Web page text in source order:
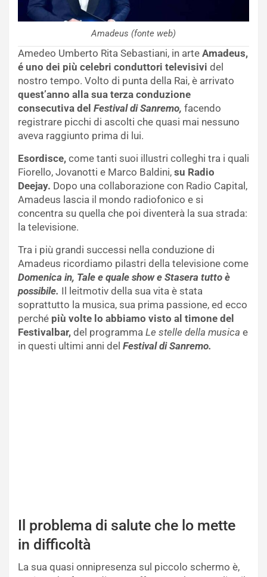
Amadeus (fonte web)
Amedeo Umberto Rita Sebastiani, in arte Amadeus,
é uno dei più celebri conduttori televisivi del
nostro tempo. Volto di punta della Rai, è arrivato
quest’anno alla sua terza conduzione
consecutiva del Festival di Sanremo, facendo
registrare picchi di ascolti che quasi mai nessuno
aveva raggiunto prima di lui.
Esordisce, come tanti suoi illustri colleghi tra i quali
Fiorello, Jovanotti e Marco Baldini, su Radio
Deejay. Dopo una collaborazione con Radio Capital,
Amadeus lascia il mondo radiofonico e si
concentra su quella che poi diventerà la sua strada:
la televisione.
Tra i più grandi successi nella conduzione di
Amadeus ricordiamo pilastri della televisione come
Domenica in, Tale e quale show e Stasera tutto è
possibile. Il leitmotiv della sua vita è stata
soprattutto la musica, sua prima passione, ed ecco
perché più volte lo abbiamo visto al timone del
Festivalbar, del programma Le stelle della musica e
in questi ultimi anni del Festival di Sanremo.
Il problema di salute che lo mette
in difficoltà
La sua quasi onnipresenza sul piccolo schermo è,